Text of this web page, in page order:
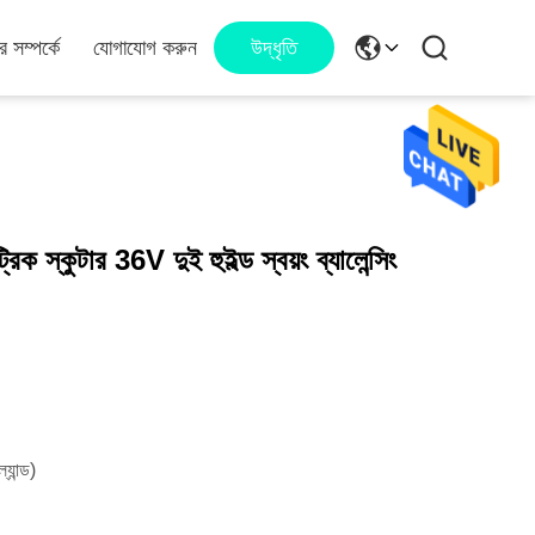
সম্পর্কে যোগাযোগ করুন উদ্ধৃতি
স্কুটার 36V দুই হুইল্ড স্বয়ং ব্যালেন্সিং